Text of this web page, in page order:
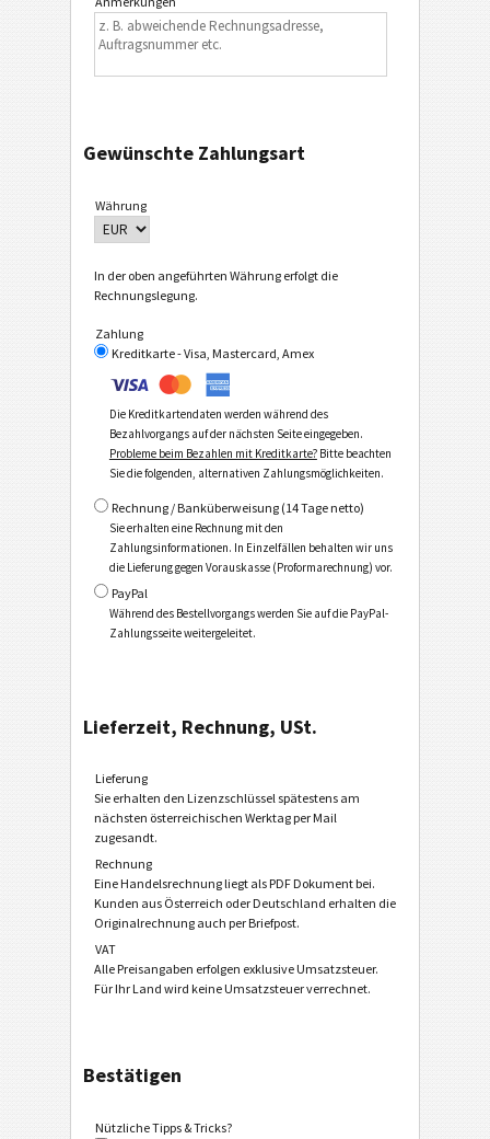
Gewünschte Zahlungsart
Währung
In der oben angeführten Währung erfolgt die
Rechnungslegung.
Zahlung
Kreditkarte - Visa, Mastercard, Amex
Die Kreditkartendaten werden während des
Bezahlvorgangs auf der nächsten Seite eingegeben.
Probleme beim Bezahlen mit Kreditkarte?Bitte beachten
Sie die folgenden, alternativen Zahlungsmöglichkeiten.
Rechnung / Banküberweisung (14 Tage netto)
Sie erhalten eine Rechnung mit den
Zahlungsinformationen. In Einzelfällen behalten wir uns
die Lieferung gegen Vorauskasse (Proformarechnung) vor.
PayPal
Während des Bestellvorgangs werden Sie auf die PayPal-
Zahlungsseite weitergeleitet.
Lieferzeit, Rechnung, USt.
Lieferung
Sie erhalten den Lizenzschlüssel spätestens am
nächsten österreichischen Werktag per Mail
zugesandt.
Rechnung
Eine Handelsrechnung liegt als PDF Dokument bei.
Kunden aus Österreich oder Deutschland erhalten die
Originalrechnung auch per Briefpost.
VAT
Alle Preisangaben erfolgen exklusive Umsatzsteuer.
Für Ihr Land wird keine Umsatzsteuer verrechnet.
Bestätigen
Nützliche Tipps & Tricks?